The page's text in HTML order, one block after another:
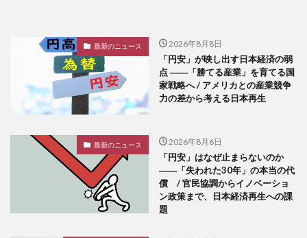
最新のニュース 2026年8月8日
「円安」が映し出す日本経済の弱
点 ――「勝てる産業」を育てる国
家戦略へ / アメリカとの産業競争
力の差から考える日本再生
最新のニュース 2026年8月6日
「円安」はなぜ止まらないのか
――「失われた30年」の本当の代
償 / 官民協調からイノベーショ
ン政策まで、日本経済再生への課
題